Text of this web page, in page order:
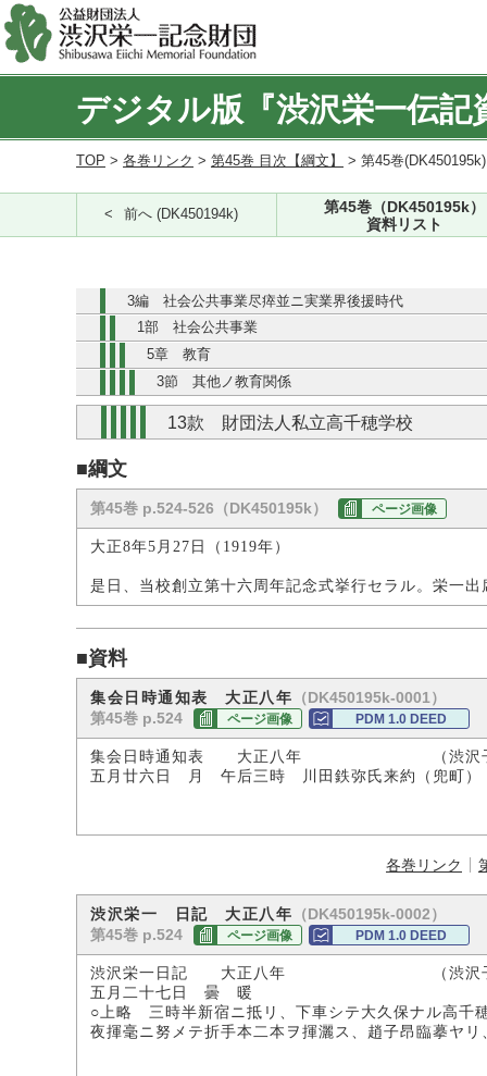
デジタル版『渋沢栄一伝記
TOP > 各巻リンク > 第45巻 目次【綱文】 > 第45巻
前へ (DK450194k)
第45巻（DK450195k）
資料リスト
3編 社会公共事業尽瘁並ニ実業界後援時代
1部 社会公共事業
5章 教育
3節 其他ノ教育関係
13款 財団法人私立高千穂学校
■綱文
第45巻 p.524-526（DK450195k） ページ画像
大正8年5月27日（1919年）
是日、当校創立第十六周年記念式挙行セラル。栄一
■資料
集会日時通知表 大正八年 （DK450195k-0001）
第45巻 p.524
ページ画像 PDM 1.0 DEED
集会日時通知表 大正八年 （渋沢子
五月廿六日 月 午后三時 川田鉄弥氏来約（兜町）
各巻リンク
渋沢栄一 日記 大正八年 （DK450195k-0002）
第45巻 p.524
ページ画像 PDM 1.0 DEED
渋沢栄一日記 大正八年 （渋沢子爵
五月二十七日 曇 暖
○上略 三時半新宿ニ抵リ、下車シテ大久保ナル高千
夜揮毫ニ努メテ折手本二本ヲ揮灑ス、趙子昂臨摹ヤリ